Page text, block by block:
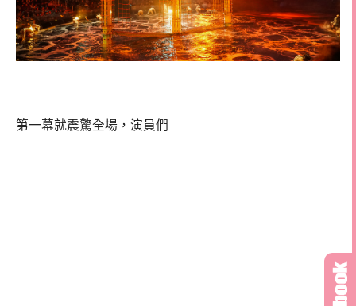
第一幕就震驚全場，演員們